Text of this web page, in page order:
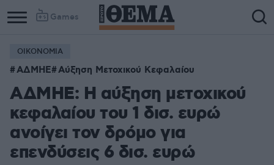
Games
ΟΙΚΟΝΟΜΙΑ
ΑΔΜΗΕ Αύξηση Μετοχικού Κεφαλαίου
ΑΔΜΗΕ: Η αύξηση μετοχικού
κεφαλαίου του 1 δισ. ευρώ
ανοίγει τον δρόμο για
επενδύσεις 6 δισ. ευρώ